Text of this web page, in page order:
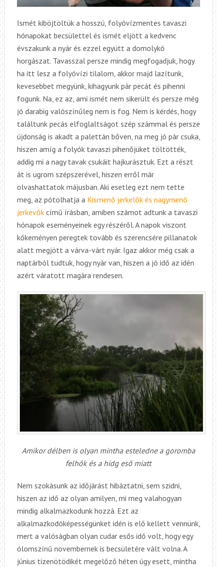
Ismét kiböjtöltük a hosszú, folyóvízmentes tavaszi
hónapokat becsülettel és ismét eljött a kedvenc
évszakunk a nyár és ezzel együtt a domolykó
horgászat. Tavasszal persze mindig megfogadjuk, hogy
ha itt lesz a folyóvízi tilalom, akkor majd lazítunk,
kevesebbet megyünk, kihagyunk pár pecát és pihenni
fogunk. Na, ez az, ami ismét nem sikerült és persze még
jó darabig valószínűleg nem is fog. Nem is kérdés, hogy
találtunk pecás elfoglaltságot szép számmal és persze
újdonság is akadt a palettán bőven, na meg jó pár csuka,
hiszen amíg a folyók tavaszi pihenőjüket töltötték,
addig mi a nagy tavak csukáit hajkurásztuk. Ezt a részt
át is ugrom szépszerével, hiszen erről már
olvashattatok májusban. Aki esetleg ezt nem tette
meg, az pótolhatja a Kismenő jerkelők és nagymenő
jerkevőkcímű írásban, amiben számot adtunk a tavaszi
hónapok eseményeinek egy részéről. A napok viszont
kőkeményen peregtek tovább és szerencsére pillanatok
alatt megjött a várva-várt nyár. Igaz akkor még csak a
naptárból tudtuk, hogy nyár van, hiszen a jó idő az idén
azért váratott magára rendesen.
Amikor délben is olyan mintha esteledne a goromba
felhők és a hidg eső miatt
Nem szokásunk az időjárást hibáztatni, sem szidni,
hiszen az idő az olyan amilyen, mi meg valahogyan
mindig alkalmazkodunk hozzá. Ezt az
alkalmazkodóképességünket idén is elő kellett vennünk,
mert a valóságban olyan cudar esős idő volt, hogy egy
ólomszínű novembernek is becsületére vált volna. A
június tizenötödikét megelőző héten úgy esett, mintha